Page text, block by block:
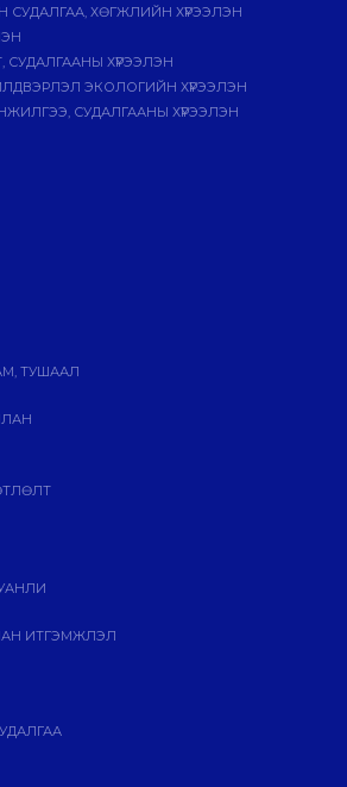
СУДАЛГАА, ХӨГЖЛИЙН ХҮРЭЭЛЭН
ХҮРЭЭЛЭН
ЭКОЛОГИЙН ХҮРЭЭЛЭН
СУДАЛГААНЫ ХҮРЭЭЛЭН
ТУШААЛ
ИТГЭМЖЛЭЛ